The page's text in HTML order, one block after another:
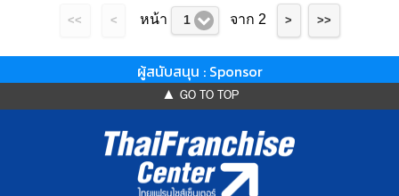
<< < หน้า 1 จาก 2 > >>
ผู้สนับสนุน : Sponsor
▲ GO TO TOP